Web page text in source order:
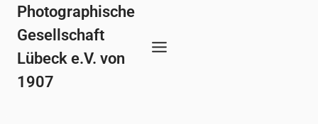
Zum
Inhalt
springen
Photographische
Gesellschaft
Lübeck e.V. von
1907